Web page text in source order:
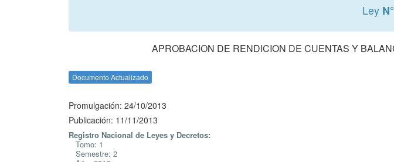
Ley
APROBACION DE RENDICION DE CUENTAS Y
Documento Actualizado
Promulgación: 24/10/2013
Publicación: 11/11/2013
Registro Nacional de Leyes y Decretos:
Tomo: 1
Semestre: 2